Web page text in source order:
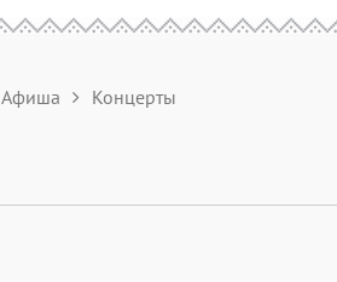
Афиша Концерты